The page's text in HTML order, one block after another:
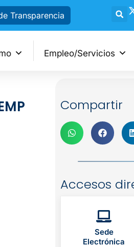
Transparencia
Empleo/Servicios
Compartir
Accesos
Sede
Electrónica